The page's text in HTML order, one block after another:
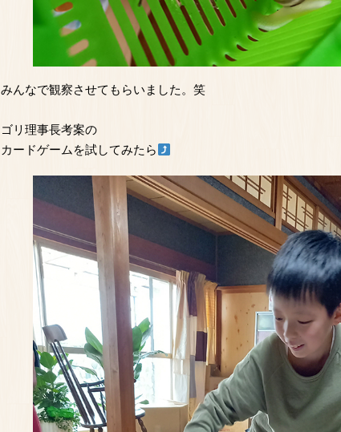
みんなで観察させてもらいました。笑
ゴリ理事長考案の
カードゲームを試してみたら